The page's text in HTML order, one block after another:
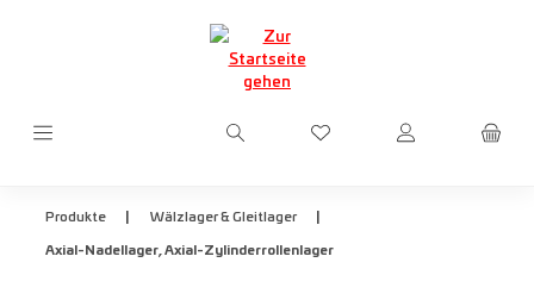
Du hast 0 Produkte auf
Produkte | Wälzlager & Gleitlager |
Axial-Nadellager, Axial-Zylinderrollenlager